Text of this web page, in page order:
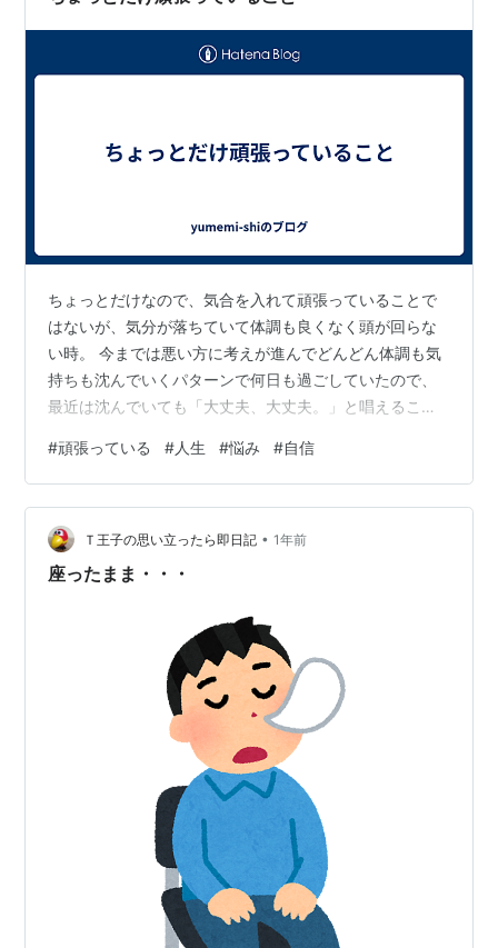
ちょっとだけなので、気合を入れて頑張っていることで
はないが、気分が落ちていて体調も良くなく頭が回らな
い時。 今までは悪い方に考えが進んでどんどん体調も気
持ちも沈んでいくパターンで何日も過ごしていたので、
最近は沈んでいても「大丈夫、大丈夫。」と唱えること
もいいのだ。」と自分に言い聞かせる。 その分やれる時
には頑張って仕事や家のことをしている。 多分そうしな
いとまた勝手に罪悪感みたいな気持ちが溢れてくるから
だ。 それから、人に対して怒りを感じた時。それも強
く。 「ああまた怒ってしまった！」と落ち込んだりして
#頑張っている #人生 #悩み #自信
Ｔ王子の思い立ったら即日記 • 1年前
座ったまま・・・